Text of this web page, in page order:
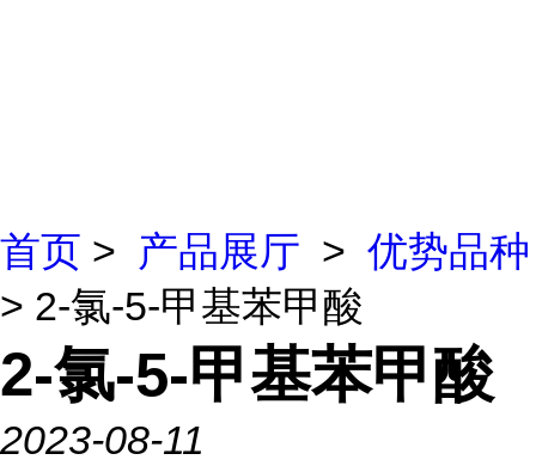
首页 > 产品展厅 > 优势品种
> 2-氯-5-甲基苯甲酸
2-氯-5-甲基苯甲酸
2023-08-11